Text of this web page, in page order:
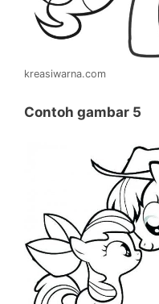
kreasiwarna.com
Contoh gambar 5